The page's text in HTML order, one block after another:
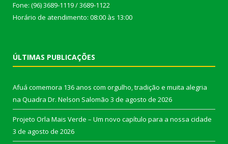
Fone: (96) 3689-1119 / 3689-1122
Horário de atendimento: 08:00 às 13:00
ÚLTIMAS PUBLICAÇÕES
Afuá comemora 136 anos com orgulho, tradição e muita alegria
na Quadra Dr. Nelson Salomão 3 de agosto de 2026
Projeto Orla Mais Verde – Um novo capítulo para a nossa cidade
3 de agosto de 2026